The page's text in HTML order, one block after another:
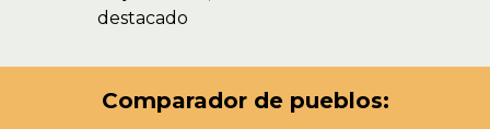
destacado
Comparador de pueblos: